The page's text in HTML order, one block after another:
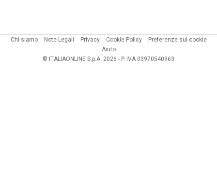
Chi siamo Note Legali Privacy Cookie Policy
Preferenze sui cookie
Aiuto
© ITALIAONLINE S.p.A. 2026 - P. IVA 03970540963